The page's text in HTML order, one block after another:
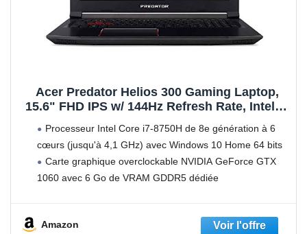
Acer Predator Helios 300 Gaming Laptop,
15.6" FHD IPS w/ 144Hz Refresh Rate, Intel 6-
1060 6GB, 16GB DDR4, 256GB NVMe SSD,
Aeroblade Metal Fans PH315-51-78NP
Processeur Intel Core i7-8750H de 8e génération à 6
cœurs (jusqu'à 4,1 GHz) avec Windows 10 Home 64 bits
Carte graphique overclockable NVIDIA GeForce GTX
1060 avec 6 Go de VRAM GDDR5 dédiée
Amazon